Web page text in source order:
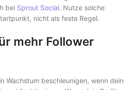
bei Sprout Social. Nutze solche
nicht als feste Regel.
mehr Follower
Wachstum beschleunigen, wenn dein